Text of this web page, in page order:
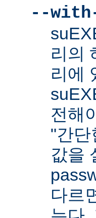
--
리의
리에
전해
"간단
값을
다르